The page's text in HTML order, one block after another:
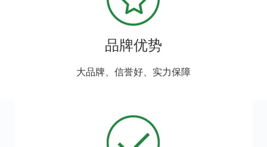
品牌优势
大品牌、信誉好、实力保障